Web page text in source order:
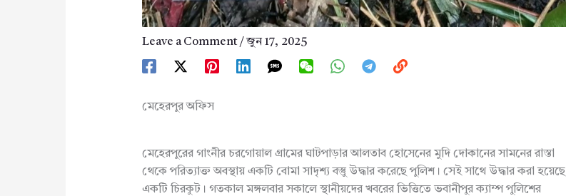
Leave a Comment /জুন 17, 2025
মেহেরপুর অফিস
মেহেরপুরের গাংনীর চরগোয়াল গ্রামের ঘাটপাড়ার আলতাব হোসেনের মুদি দোকানের সামনের রাস্তা
থেকে পরিত্যাক্ত অবস্থায় একটি বোমা সাদৃশ্য বস্তুু উদ্ধার করেছে পুলিশ। সেই সাথে উদ্ধার করা হয়েছে
একটি চিরকুট। গতকাল মঙ্গলবার সকালে স্থানীয়দের খবরের ভিত্তিতে ভবানীপুর ক্যাম্প পুলিশের